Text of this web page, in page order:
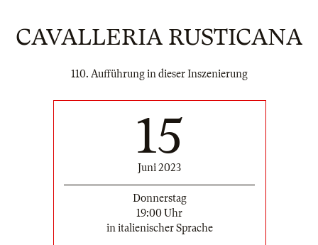
CAVALLERIA RUSTICANA
110. Aufführung in dieser Inszenierung
15
Juni 2023
Donnerstag
19:00 Uhr
in italienischer Sprache